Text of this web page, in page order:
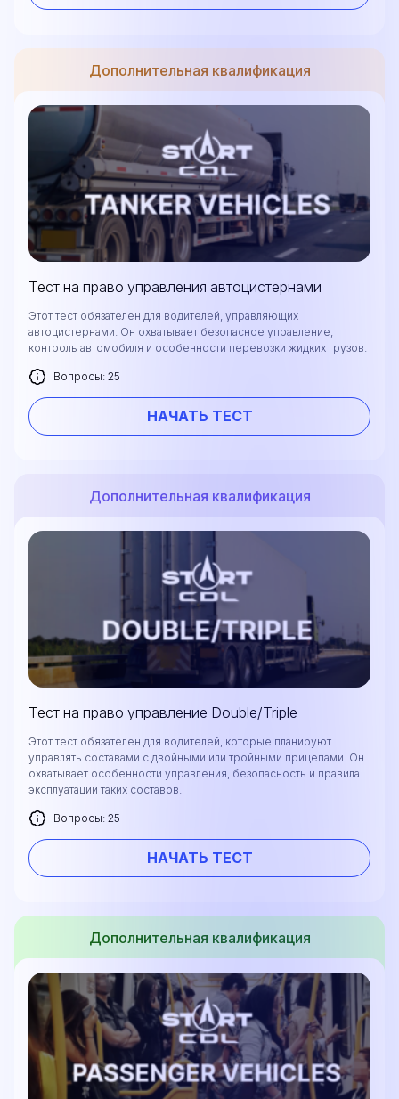
Дополнительная квалификация
Тест на право управления автоцистернами
Этот тест обязателен для водителей, управляющих
автоцистернами. Он охватывает безопасное управление,
контроль автомобиля и особенности перевозки жидких грузов.
Вопросы: 25
НАЧАТЬ ТЕСТ
Дополнительная квалификация
Тест на право управление Double/Triple
Этот тест обязателен для водителей, которые планируют
управлять составами с двойными или тройными прицепами. Он
охватывает особенности управления, безопасность и правила
эксплуатации таких составов.
Вопросы: 25
НАЧАТЬ ТЕСТ
Дополнительная квалификация
Оставьте свои данные, и мы предоставим вам
бесплатную консультацию о процессе
обучения и возможностях трудоустройства
после окончания курса. Или позвоните нам
напрямую по телефону+1 844 227 2162—